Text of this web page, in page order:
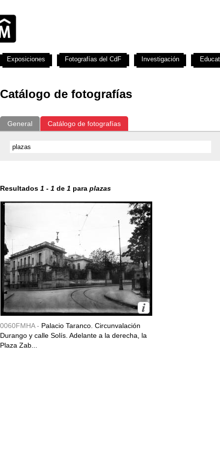
Catálogo de fotografías
General Catálogo de fotografías
Resultados 1 - 1 de 1 para plazas
0060FMHA - Palacio Taranco. Circunvalación
Durango y calle Solís. Adelante a la derecha, la
Plaza Zab...
Exposiciones Fotografías del CdF Investigación